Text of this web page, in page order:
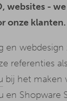
websites -
onze klanten.
en webdesign
referenties als
bij het maken
en Shopware